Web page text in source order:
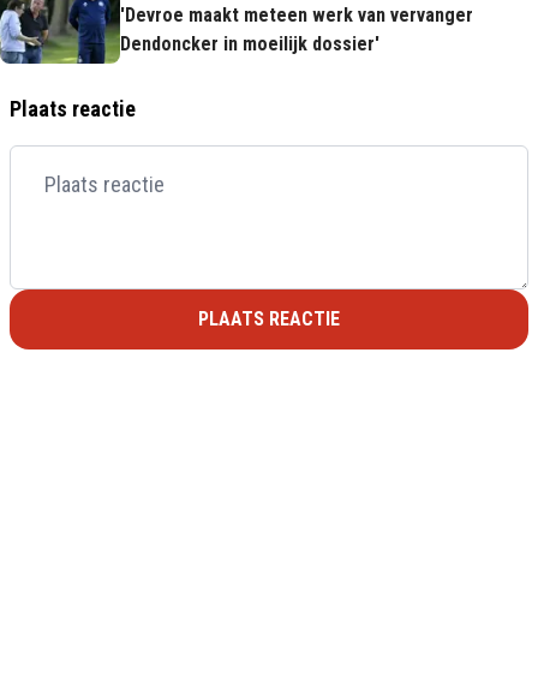
'Devroe maakt meteen werk van vervanger
Dendoncker in moeilijk dossier'
Plaats reactie
PLAATS REACTIE